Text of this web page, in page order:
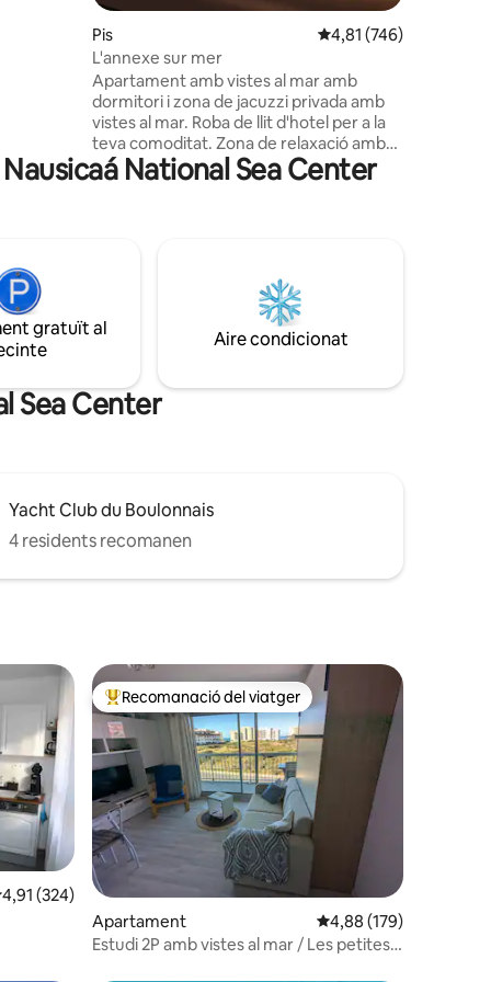
2 Caps...
Pis 4,81 de puntuació
4,81 (746)
L'annexe sur mer
Apartament amb vistes al mar amb
dormitori i zona de jacuzzi privada amb
vistes al mar. Roba de llit d'hotel per a la
teva comoditat. Zona de relaxació amb
pedres calentes, infrarojos i llumteràpia.
Bany amb pati i zona de cuina amb
envasats al buit, 2 ampolles d'aigua, 2
ampolles de suc de taronja). L'horari és
de 17:00 a 11:00. Que tinguis una bona
National Sea Center
gratuït al
Aire condicionat
Sea Center
Yacht Club du Boulonnais
4 residents recomanen
de puntuació mitjana d'un total de 5; 324 avaluacions
4,91 (324)
Principals recomanacions dels viatgers
Recomanació del viatger
Apartament 4,88 de puntuació
4,88 (179)
Estudi 2P amb vistes al mar / Les petites